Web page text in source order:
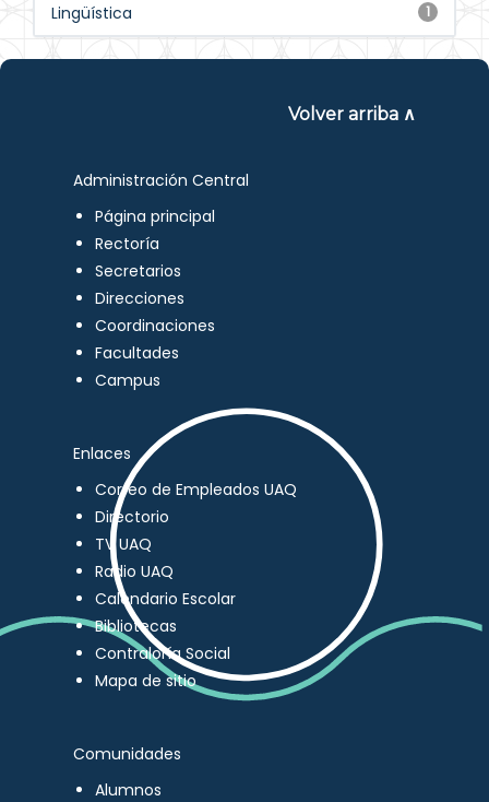
1
Lingüística
Volver arriba ∧
Administración Central
Página principal
Rectoría
Secretarios
Direcciones
Coordinaciones
Facultades
Campus
Enlaces
Correo de Empleados UAQ
Directorio
TV UAQ
Radio UAQ
Calendario Escolar
Bibliotecas
Contraloría Social
Mapa de sitio
Comunidades
Alumnos